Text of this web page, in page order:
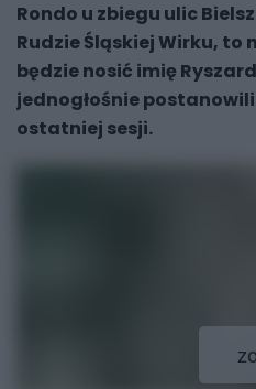
Rondo u zbiegu ulic
Rudzie Śląskiej Wirku, to
będzie nosić imię
jednogłośnie
ostatniej sesji.